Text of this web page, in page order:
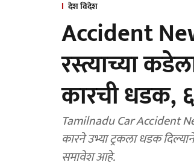
देश विदेश
Accident
रस्त्याच्या
कारची धडक, ६
Tamilnadu Car Accident
कारने उभ्या ट्रकला धडक
समावेश आहे.